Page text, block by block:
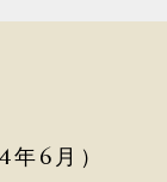
6月）